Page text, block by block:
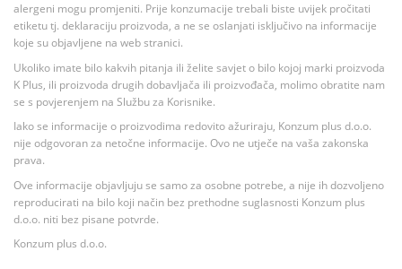
alergeni mogu promjeniti. Prije konzumacije trebali biste uvijek pročitati
etiketu tj. deklaraciju proizvoda, a ne se oslanjati isključivo na informacije
koje su objavljene na web stranici.
Ukoliko imate bilo kakvih pitanja ili želite savjet o bilo kojoj marki proizvoda
K Plus, ili proizvoda drugih dobavljača ili proizvođača, molimo obratite nam
se s povjerenjem na Službu za Korisnike.
Iako se informacije o proizvodima redovito ažuriraju, Konzum plus d.o.o.
nije odgovoran za netočne informacije. Ovo ne utječe na vaša zakonska
prava.
Ove informacije objavljuju se samo za osobne potrebe, a nije ih dozvoljeno
reproducirati na bilo koji način bez prethodne suglasnosti Konzum plus
d.o.o. niti bez pisane potvrde.
Konzum plus d.o.o.